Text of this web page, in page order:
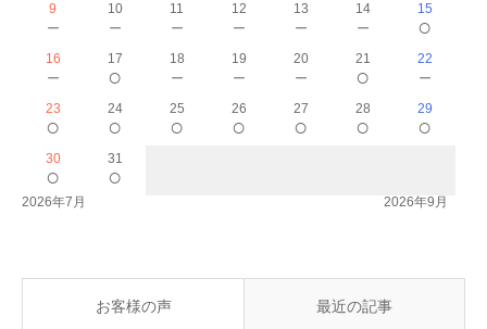
9
－
10
－
11
－
12
－
13
－
14
－
15
○
16
－
17
○
18
－
19
－
20
－
21
○
22
－
23
○
24
○
25
○
26
○
27
○
28
○
29
○
30
○
31
○
2026年7月 2026年9月
お客様の声 最近の記事